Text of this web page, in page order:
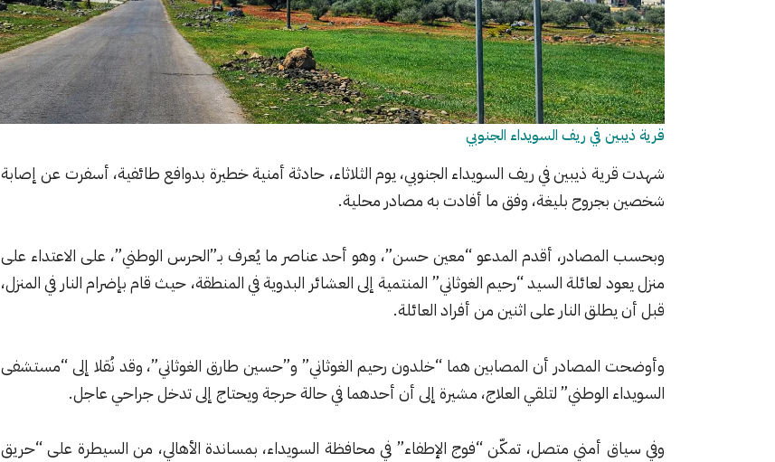
قرية ذيبين في ريف السويداء الجنوبي
شهدت قرية ذيبين في ريف السويداء الجنوبي، يوم الثلاثاء، حادثة أمنية خطيرة بدوافع طائفية، أسفرت عن إصابة
شخصين بجروح بليغة، وفق ما أفادت به مصادر محلية.
وبحسب المصادر، أقدم المدعو “معين حسن”، وهو أحد عناصر ما يُعرف بـ”الحرس الوطني”، على الاعتداء على
منزل يعود لعائلة السيد “رحيم الغوثاني” المنتمية إلى العشائر البدوية في المنطقة، حيث قام بإضرام النار في المنزل،
قبل أن يطلق النار على اثنين من أفراد العائلة.
وأوضحت المصادر أن المصابين هما “خلدون رحيم الغوثاني” و”حسين طارق الغوثاني”، وقد نُقلا إلى “مستشفى
السويداء الوطني” لتلقي العلاج، مشيرة إلى أن أحدهما في حالة حرجة ويحتاج إلى تدخل جراحي عاجل.
وفي سياق أمني متصل، تمكّن “فوج الإطفاء” في محافظة السويداء، بمساندة الأهالي، من السيطرة على “حريق